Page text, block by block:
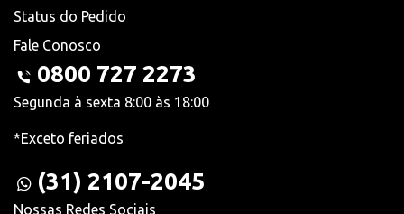
Status do Pedido
Fale Conosco
0800 727 2273
Segunda à sexta 8:00 às 18:00
*Exceto feriados
(31) 2107-2045
Nossas Redes Sociais